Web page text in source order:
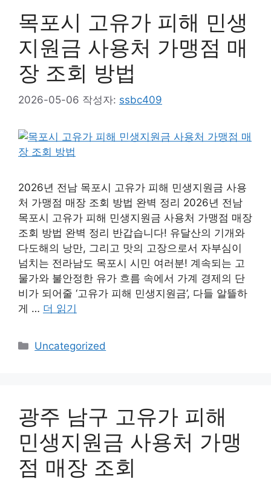
목포시 고유가 피해 민생
지원금 사용처 가맹점 매
장 조회 방법
2026-05-06 작성자: ssbc409
2026년 전남 목포시 고유가 피해 민생지원금 사용
처 가맹점 매장 조회 방법 완벽 정리 2026년 전남
목포시 고유가 피해 민생지원금 사용처 가맹점 매장
조회 방법 완벽 정리 반갑습니다! 유달산의 기개와
다도해의 낭만, 그리고 맛의 고장으로서 자부심이
넘치는 전라남도 목포시 시민 여러분! 계속되는 고
물가와 불안정한 유가 흐름 속에서 가계 경제의 단
비가 되어줄 ‘고유가 피해 민생지원금’, 다들 알뜰하
게 … 더 읽기
카
Uncategorized
광주 남구 고유가 피해
민생지원금 사용처 가맹
점 매장 조회